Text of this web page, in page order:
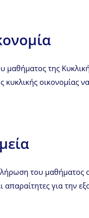
της
κυκλικής οικονομίας
του μαθήματος
απαραίτητες για την